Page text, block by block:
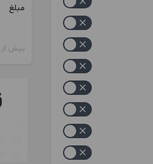
مبلغ
بیش از 12 ماه پیش